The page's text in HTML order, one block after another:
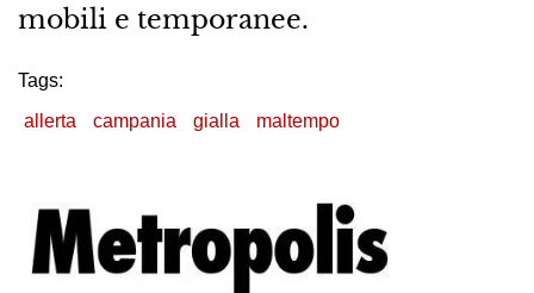
mobili e temporanee.
Tags:
allerta
campania gialla maltempo